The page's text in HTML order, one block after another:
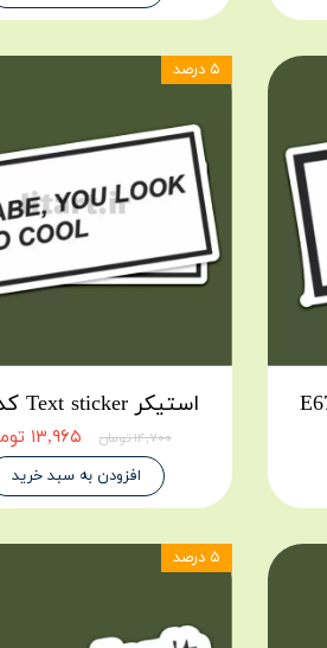
استیکر Text sticker کد E66
۱۴,۷۰۰ تومان ۱۳,۹۶۵ تومان
افزودن به سبد خرید
۵ درصد
۵ درصد